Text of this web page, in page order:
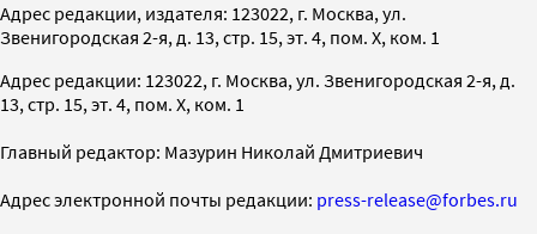
Адрес редакции, издателя: 123022, г. Москва, ул.
Звенигородская 2-я, д. 13, стр. 15, эт. 4, пом. X, ком. 1
Адрес редакции: 123022, г. Москва, ул. Звенигородская 2-я, д.
13, стр. 15, эт. 4, пом. X, ком. 1
Главный редактор: Мазурин Николай Дмитриевич
Адрес электронной почты редакции: press-release@forbes.ru